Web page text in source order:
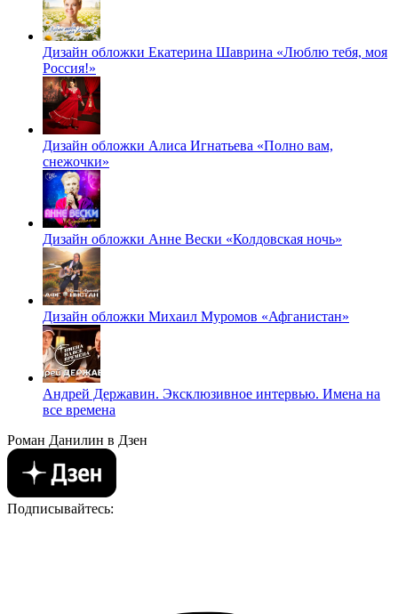
Дизайн обложки Екатерина Шаврина «Люблю тебя, моя
Россия!»
Дизайн обложки Алиса Игнатьева «Полно вам,
снежочки»
Дизайн обложки Анне Вески «Колдовская ночь»
Дизайн обложки Михаил Муромов «Афганистан»
Андрей Державин. Эксклюзивное интервью. Имена на
все времена
Роман Данилин в Дзен
Подписывайтесь: